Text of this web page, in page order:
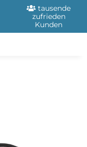
tausende
zufrieden
Kunden